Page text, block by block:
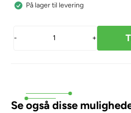
På lager til levering
- +
Se også disse